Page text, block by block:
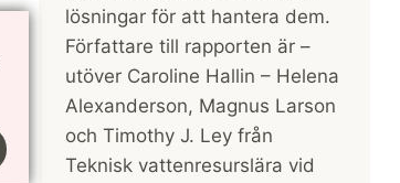
lösningar för att hantera dem.
Författare till rapporten är –
utöver Caroline Hallin – Helena
Alexanderson, Magnus Larson
och Timothy J. Ley från
Teknisk vattenresurslära vid